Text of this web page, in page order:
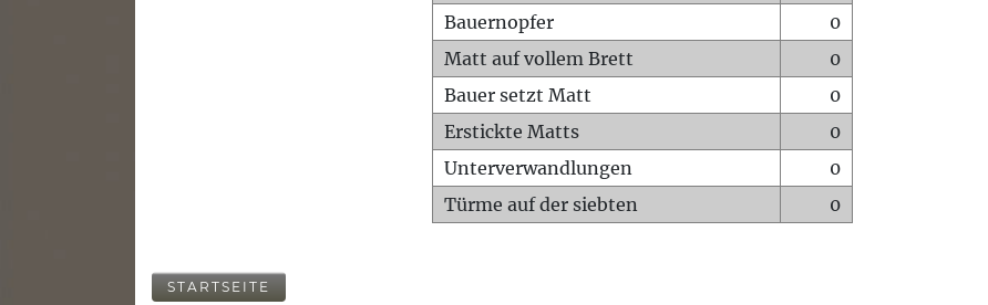
Bauernopfer
0
Matt auf vollem Brett
0
Bauer setzt Matt
0
Erstickte Matts
0
Unterverwandlungen
0
Türme auf der siebten
0
STARTSEITE